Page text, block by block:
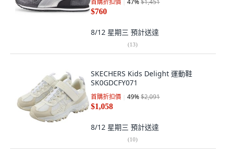
首購折扣價 47%$1,451
$760
8/12 星期三 預計送達
(13)
SKECHERS Kids Delight 運動鞋
SK0GDCFY071
首購折扣價 49%$2,091
$1,058
8/12 星期三 預計送達
(10)